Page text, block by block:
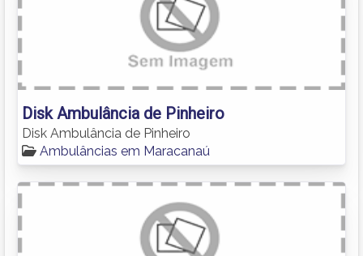
Disk Ambulância de Pinheiro
Disk Ambulância de Pinheiro
Ambulâncias em Maracanaú